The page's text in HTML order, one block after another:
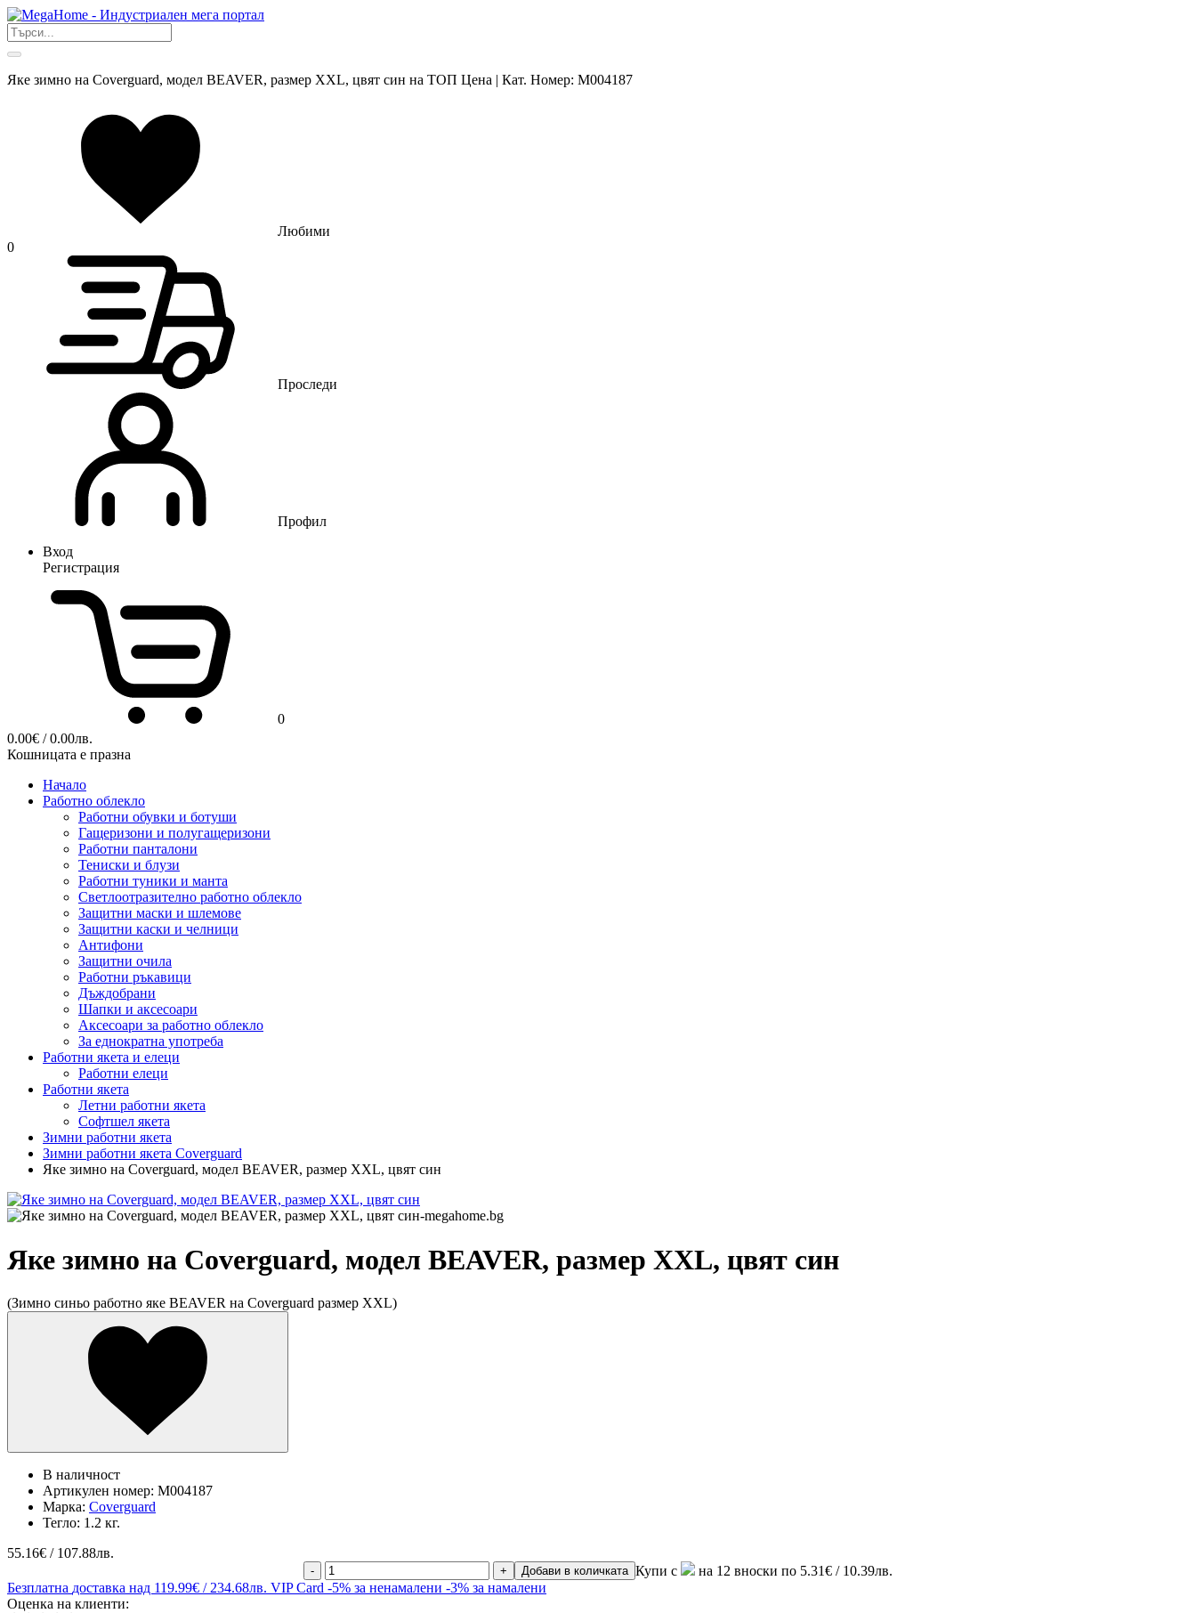
Яке зимно на Coverguard, модел BEAVER, размер XXL, цвят син на ТОП Цена | Кат. Номер: M004187
Любими
0
Проследи
Профил
Вход
Регистрация
0
0.00€ / 0.00лв.
Кошницата е празна
Начало
Работно облекло
Работни обувки и ботуши
Гащеризони и полугащеризони
Работни панталони
Тениски и блузи
Работни туники и манта
Светлоотразително работно облекло
Защитни маски и шлемове
Защитни каски и челници
Антифони
Защитни очила
Работни ръкавици
Дъждобрани
Шапки и аксесоари
Аксесоари за работно облекло
За еднократна употреба
Работни якета и елеци
Работни елеци
Работни якета
Летни работни якета
Софтшел якета
Зимни работни якета
Зимни работни якета Coverguard
Яке зимно на Coverguard, модел BEAVER, размер XXL, цвят син
Яке зимно на Coverguard, модел BEAVER, размер XXL, цвят син
(Зимно синьо работно яке BEAVER на Coverguard размер XXL)
В наличност
Артикулен номер: M004187
Марка: Coverguard
Тегло: 1.2 кг.
55.16€ / 107.88лв.
- + Добави в количката Купи с
на 12 вноски по 5.31€ / 10.39лв.
Безплатна доставка над 119.99€ / 234.68лв. VIP Card -5% за ненамалени -3% за намалени
Оценка на клиенти: